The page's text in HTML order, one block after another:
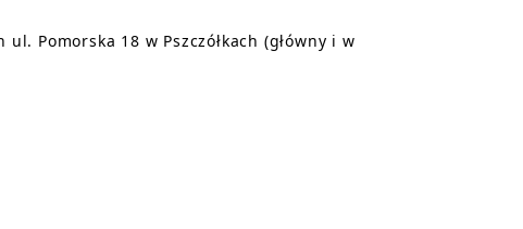
Pomorska 18 w Pszczółkach (główny i w